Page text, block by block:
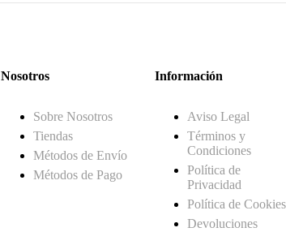
Nosotros
Sobre Nosotros
Tiendas
Métodos de Envío
Métodos de Pago
Información
Aviso Legal
Términos y
Condiciones
Política de
Privacidad
Política de Cookies
Devoluciones